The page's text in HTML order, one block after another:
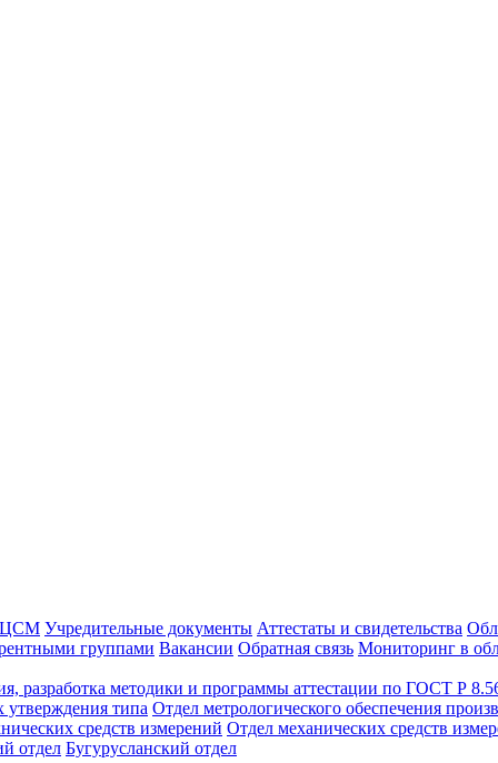
ЦСМ Учредительные документы Аттестаты и свидетельства
группами Вакансии Обратная связь Мониторинг в
разработка методики и программы аттестации по ГОСТ Р
утверждения типа Отдел метрологического обеспечения
средств измерений Отдел механических средств
отдел Бугурусланский отдел